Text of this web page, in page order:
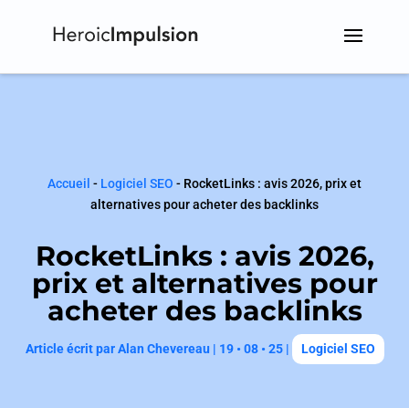
Accueil - Logiciel SEO - RocketLinks : avis 2026, prix et
alternatives pour acheter des backlinks
RocketLinks : avis 2026,
prix et alternatives pour
acheter des backlinks
Article écrit parAlan Chevereau | 19 • 08 • 25| Logiciel SEO